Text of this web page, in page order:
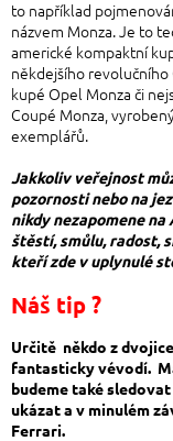
to například
názvem Monza. Je to
americké kompaktní
někdejšího
kupé Opel Monza či
Coupé Monza,
exemplářů.
Jakkoliv veřejnost
pozornosti nebo na
nikdy nezapomene
štěstí, smůlu, radost,
kteří zde v uplynulé
Náš tip ?
Určitě někdo z
fantasticky vévodí.
budeme také
ukázat a v minulém
Ferrari.